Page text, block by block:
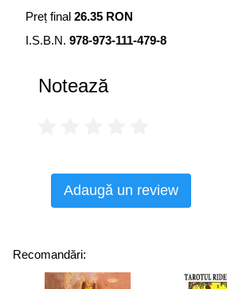
Preț final 26.35 RON
I.S.B.N. 978-973-111-479-8
Notează
Adaugă un review
Recomandări: